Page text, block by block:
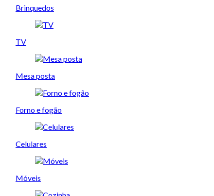
Brinquedos
TV
Mesa posta
Forno e fogão
Celulares
Móveis